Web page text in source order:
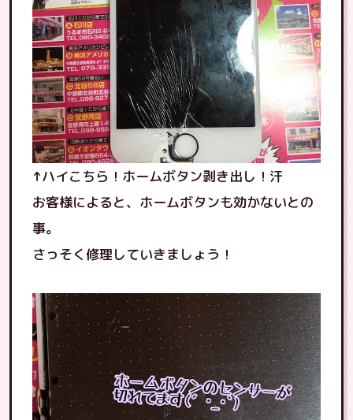
↑ハイこちら！ホームボタン剥き出し！汗
お客様によると、ホームボタンも効かないとの
事。
さっそく修理していきましょう！